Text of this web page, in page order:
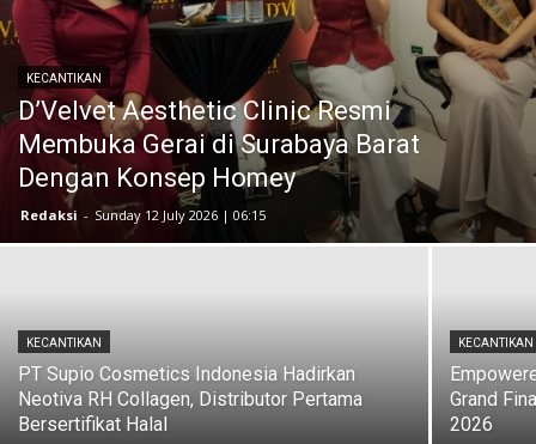
KECANTIKAN
D’Velvet Aesthetic Clinic Resmi
Membuka Gerai di Surabaya Barat
Dengan Konsep Homey
Redaksi - Sunday 12 July 2026 | 06:15
KECANTIKAN
PT Supio Cosmetics Indonesia Hadirkan
Neotiva RH Collagen, Distributor Pertama
Bersertifikat Halal
KECANTIKAN
Grand
2026